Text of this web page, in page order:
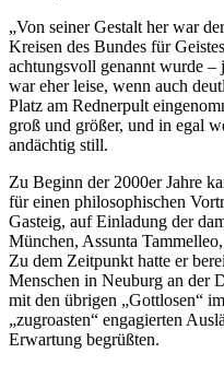
„Von seiner Gestalt her war
Kreisen des Bundes für
achtungsvoll genannt wurde
war eher leise, wenn auch
Platz am Rednerpult
groß und größer, und in egal
andächtig still.
Zu Beginn der 2000er Jahre
für einen philosophischen
Gasteig, auf Einladung der
München, Assunta
Zu dem Zeitpunkt hatte er
Menschen in Neuburg an der
mit den übrigen „Gottlosen“
„zugroasten“ engagierten
Erwartung begrüßten.